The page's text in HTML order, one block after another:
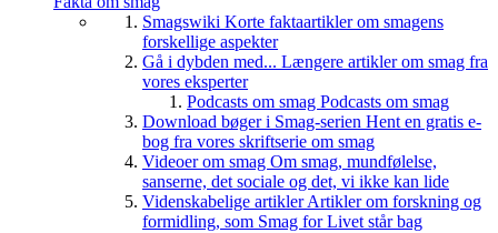
Smagswiki Korte faktaartikler om smagens
forskellige aspekter
Gå i dybden med... Længere artikler om smag fra
vores eksperter
Podcasts om smag Podcasts om smag
Download bøger i Smag-serien Hent en gratis e-
bog fra vores skriftserie om smag
Videoer om smag Om smag, mundfølelse,
sanserne, det sociale og det, vi ikke kan lide
Videnskabelige artiklerArtikler om forskning og
formidling, som Smag for Livet står bag